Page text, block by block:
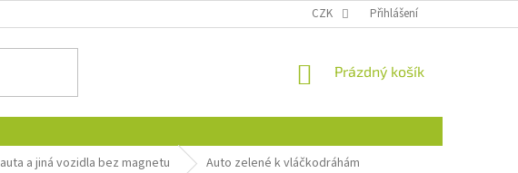
CZK Přihlášení
NÁKUPNÍ
Prázdný košík
auta a jiná vozidla bez magnetu Auto zelené k vláčkodráhám